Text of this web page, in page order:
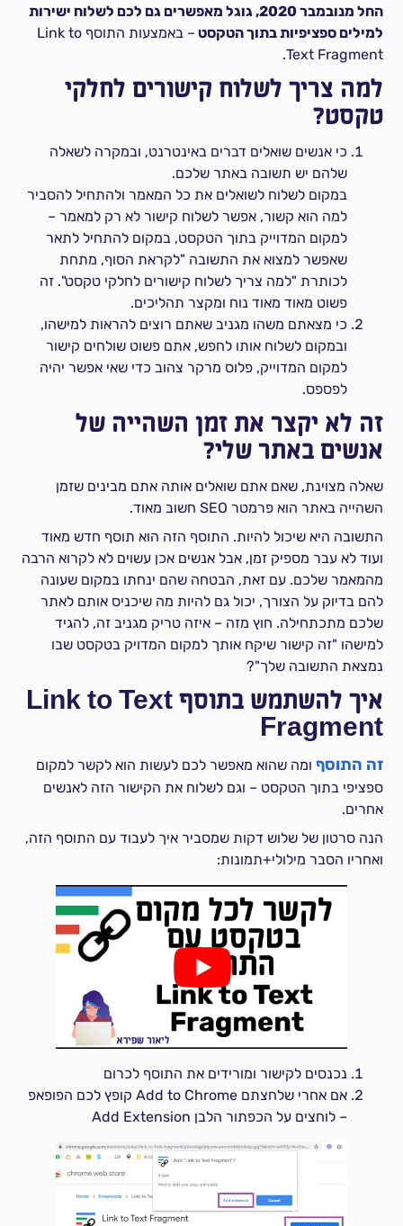
החל מנובמבר 2020, גוגל מאפשרים גם לכם לשלוח ישירות
למילים ספציפיות בתוך הטקסט
– באמצעות התוסף Link to
Text Fragment.
למה צריך לשלוח קישורים לחלקי
טקסט?
כי אנשים שואלים דברים באינטרנט, ובמקרה לשאלה
שלהם יש תשובה באתר שלכם.
במקום לשלוח לשואלים את כל המאמר ולהתחיל להסביר
למה הוא קשור, אפשר לשלוח קישור לא רק למאמר –
למקום המדוייק בתוך הטקסט, במקום להתחיל לתאר
שאפשר למצוא את התשובה "לקראת הסוף, מתחת
לכותרת "למה צריך לשלוח קישורים לחלקי טקסט". זה
פשוט מאוד מאוד נוח ומקצר תהליכים.
כי מצאתם משהו מגניב שאתם רוצים להראות למישהו,
ובמקום לשלוח אותו לחפש, אתם פשוט שולחים קישור
למקום המדוייק, פלוס מרקר צהוב כדי שאי אפשר יהיה
לפספס.
זה לא יקצר את זמן השהייה של
אנשים באתר שלי?
שאלה מצוינת, שאם אתם שואלים אותה אתם מבינים שזמן
השהייה באתר הוא פרמטר SEO חשוב מאוד.
התשובה היא שיכול להיות. התוסף הזה הוא תוסף חדש מאוד
ועוד לא עבר מספיק זמן, אבל אנשים אכן עשוים לא לקרוא הרבה
מהמאמר שלכם. עם זאת, הבטחה שהם ינחתו במקום שעונה
להם בדיוק על הצורך, יכול גם להיות מה שיכניס אותם לאתר
שלכם מתכתחילה. חוץ מזה – איזה טריק מגניב זה, להגיד
למישהו "זה קישור שיקח אותך למקום המדויק בטקסט שבו
נמצאת התשובה שלך"?
איך להשתמש בתוסף Link to Text
Fragment
זה התוסף ומה שהוא מאפשר לכם לעשות הוא לקשר למקום
ספציפי בתוך הטקסט – וגם לשלוח את הקישור הזה לאנשים
אחרים.
הנה סרטון של שלוש דקות שמסביר איך לעבוד עם התוסף הזה,
ואחריו הסבר מילולי+תמונות:
נכנסים לקישור ומורידים את התוסף לכרום
אם אחרי שלחצתם Add to Chrome קופץ לכם הפופאפ
– לוחצים על הכפתור הלבן Add Extension